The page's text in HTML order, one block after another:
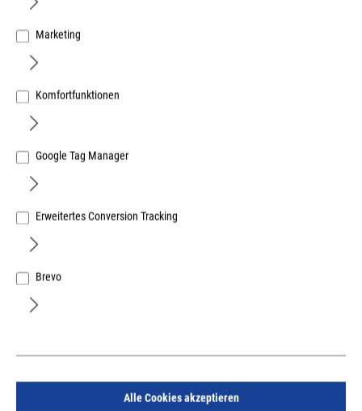
EURO Sockelblendenhalter zum
Anschrauben
Kunststoff schwarz
Art.Nr.:
Lief.-ArtNr.:
ME:Stück| VE:40| PE:100
inkl. MwSt, zzgl. Versand
Marketing
Komfortfunktionen
Google Tag Manager
Erweitertes Conversion Tracking
Brevo
Alle Cookies akzeptieren